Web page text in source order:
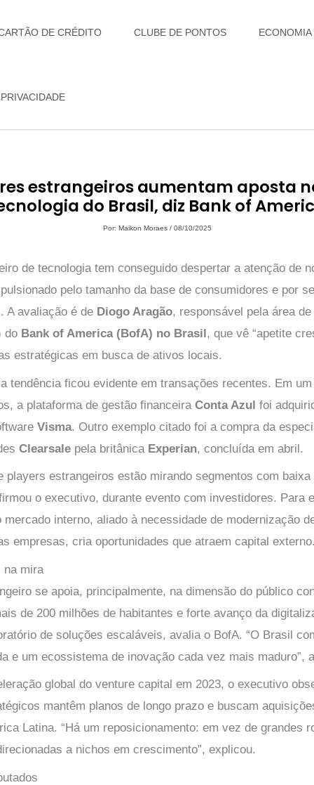
DE CRÉDITO CLUBE DE PONTOS ECONOMIA
estrangeiros aumentam aposta
do Brasil, diz Bank of
Por: Maikon Moraes / 08/10/2025
de tecnologia tem conseguido despertar a atenção de
pelo tamanho da base de consumidores e por
A avaliação é de Diogo Aragão, responsável pela área
do Bank of America (BofA) no Brasil, que vê “apetite
estratégicas em busca de ativos locais.
tendência ficou evidente em transações recentes. Em
a plataforma de gestão financeira Conta Azul foi
Visma. Outro exemplo citado foi a compra da
Clearsale pela britânica Experian, concluída em abril.
players estrangeiros estão mirando segmentos com baixa
o executivo, durante evento com investidores. Para
mercado interno, aliado à necessidade de modernização
empresas, cria oportunidades que atraem capital
na mira
se apoia, principalmente, na dimensão do público
de 200 milhões de habitantes e forte avanço da
de soluções escaláveis, avalia o BofA. “O Brasil
e um ecossistema de inovação cada vez mais maduro”,
global do venture capital em 2023, o executivo
mantêm planos de longo prazo e buscam
Latina. “Há um reposicionamento: em vez de grandes
a nichos em crescimento”, explicou.